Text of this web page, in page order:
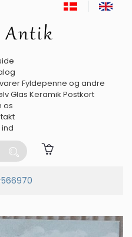
Fyldepenne og andre
Glas Keramik Postkort
os
ind